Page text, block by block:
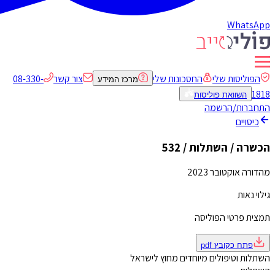
WhatsApp
הפוליסות שלי החסכונות שלי מרכז המידע צור קשר
08-330-
1818
השוואת פוליסות
התחברות/הרשמה
כיסויים
הכשרה / השתלות / 532
מהדורה אוקטובר 2023
גילוי נאות
תמצית פרטי הפוליסה
פתח כקובץpdf
השתלות וטיפולים מיוחדים מחוץ לישראל